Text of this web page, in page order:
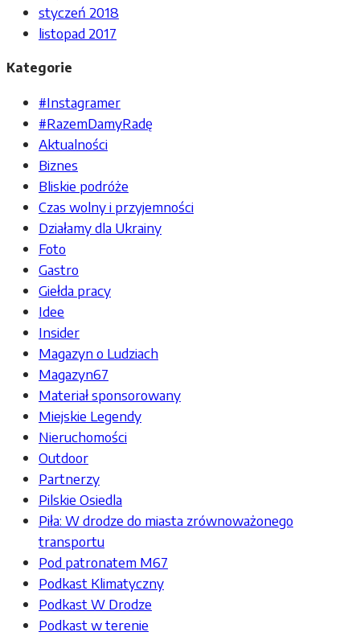
styczeń 2018
listopad 2017
Kategorie
#Instagramer
#RazemDamyRadę
Aktualności
Biznes
Bliskie podróże
Czas wolny i przyjemności
Działamy dla Ukrainy
Foto
Gastro
Giełda pracy
Idee
Insider
Magazyn o Ludziach
Magazyn67
Materiał sponsorowany
Miejskie Legendy
Nieruchomości
Outdoor
Partnerzy
Pilskie Osiedla
Piła: W drodze do miasta zrównoważonego
transportu
Pod patronatem M67
Podkast Klimatyczny
Podkast W Drodze
Podkast w terenie